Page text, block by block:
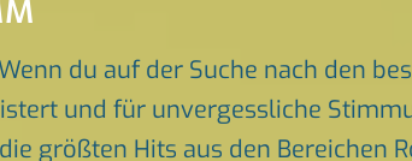
du auf der Suche nach den
und für unvergessliche
größten Hits aus den Bereichen